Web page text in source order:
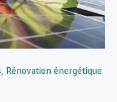
, Rénovation énergétique